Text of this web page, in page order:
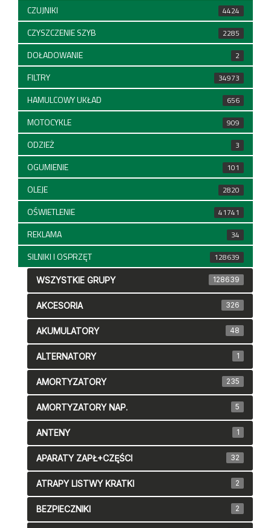
CZUJNIKI 4424
CZYSZCZENIE SZYB 2285
DOŁADOWANIE 2
FILTRY 34973
HAMULCOWY UKŁAD 656
MOTOCYKLE 909
ODZIEŻ 3
OGUMIENIE 101
OLEJE 2820
OŚWIETLENIE 41741
REKLAMA 34
SILNIKI I OSPRZĘT 128639
WSZYSTKIE GRUPY 128639
AKCESORIA 326
AKUMULATORY 48
ALTERNATORY 1
AMORTYZATORY 235
AMORTYZATORY NAP. 5
ANTENY 1
APARATY ZAPŁ+CZĘŚCI 32
ATRAPY LISTWY KRATKI 2
BEZPIECZNIKI 2